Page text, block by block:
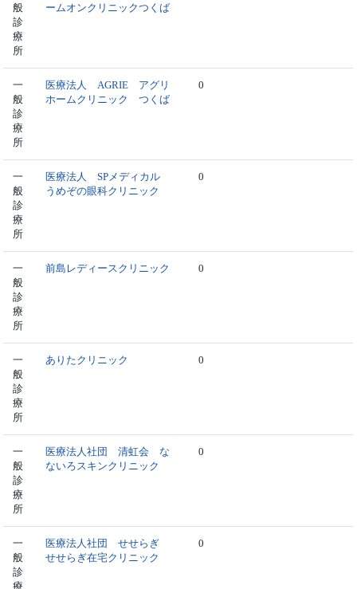
般
診
療
所
ームオンクリニックつくば
一
般
診
療
所
医療法人 AGRIE アグリ
ホームクリニック つくば
0
一
般
診
療
所
医療法人 SPメディカル
うめぞの眼科クリニック
0
一
般
診
療
所
前島レディースクリニック 0
一
般
診
療
所
ありたクリニック 0
一
般
診
療
所
医療法人社団 清虹会 な
ないろスキンクリニック
0
一
般
診
療
医療法人社団 せせらぎ
せせらぎ在宅クリニック
0